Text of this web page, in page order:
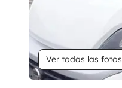
Ver todas las fotos